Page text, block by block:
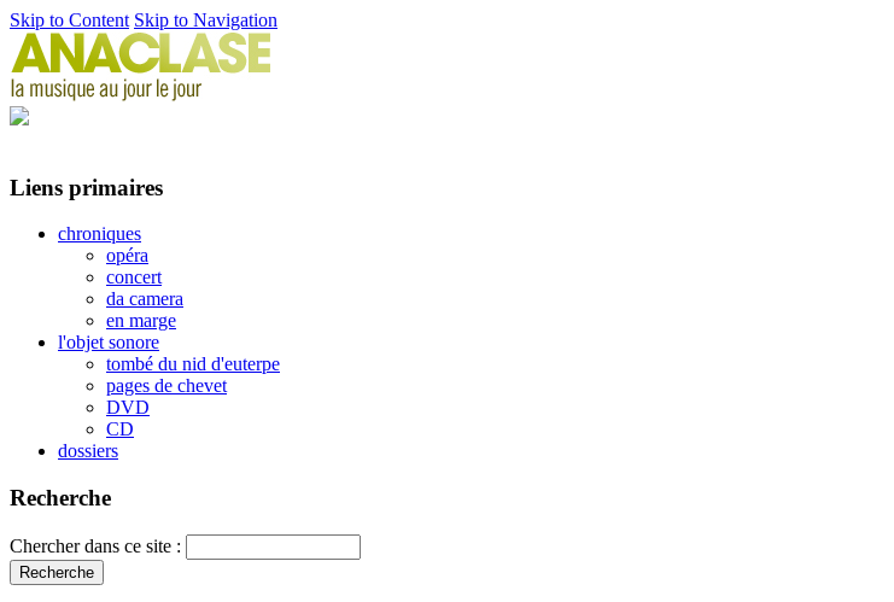
Skip to Content Skip to Navigation
Liens primaires
chroniques
opéra
concert
da camera
en marge
l'objet sonore
tombé du nid d'euterpe
pages de chevet
DVD
CD
dossiers
Recherche
Chercher dans ce site :